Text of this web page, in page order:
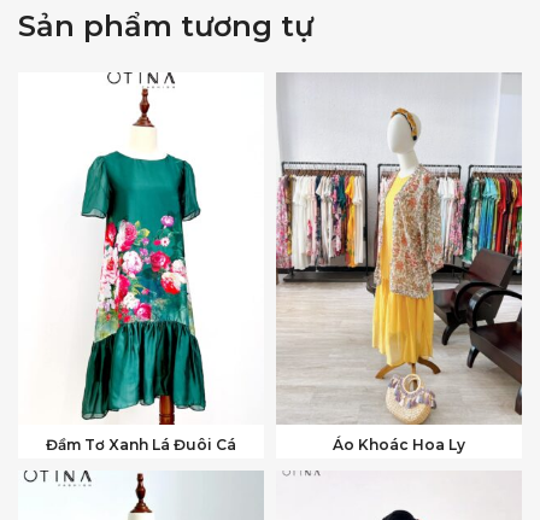
Sản phẩm tương tự
Đầm Tơ Xanh Lá Đuôi Cá Áo Khoác Hoa Ly